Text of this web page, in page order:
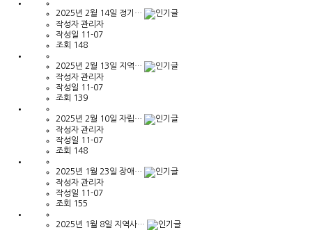
2025년 2월 14일 정기…
작성자 관리자
작성일 11-07
조회 148
2025년 2월 13일 지역…
작성자 관리자
작성일 11-07
조회 139
2025년 2월 10일 자립…
작성자 관리자
작성일 11-07
조회 148
2025년 1월 23일 장애…
작성자 관리자
작성일 11-07
조회 155
2025년 1월 8일 지역사…